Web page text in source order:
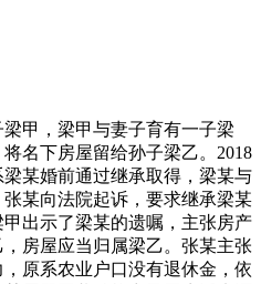
甲，梁甲与妻子育有一子梁
名下房屋留给孙子梁乙。2018
某婚前通过继承取得，梁某与
某向法院起诉，要求继承梁某
出示了梁某的遗嘱，主张房产
房屋应当归属梁乙。张某主张
原系农业户口没有退休金，依